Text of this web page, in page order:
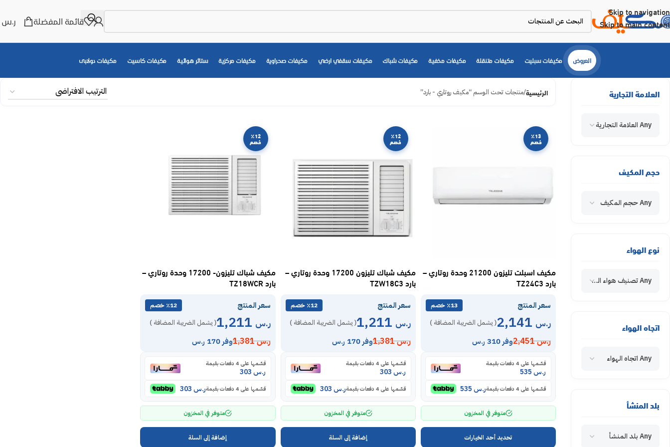
Skip to navigation
Skip to main content
قائمة المفضلة ر.س
العروض مكيفات سبليت مكيفات متنقلة مكيفات مخفية مكيفات شباك مكيفات سقفي ارضي مكيفات صحراوية مكيفات مركزية ستائر هوائية مكيفات كاسيت مكيفات دولابى
العلامة التجارية
Any العلامة التجارية
حجم المكيف
Any حجم المكيف
نوع الهواء
Any تصنيف هواء المكيف
اتجاه الهواء
Any اتجاه الهواء
بلد المنشأ
Any بلد المنشأ
الرئيسية منتجات تحت الوسم “مكيف روتاري - بارد”
٪13
خصم
مكيف اسبلت تليزون 21200 وحدة روتاري –
بارد TZ24C3
سعر المنتج ٪13 خصم
ر.س ( يشمل الضريبة المضافة )
ر.س2,451 وفر 310 ر.س
قسّمها على 4 دفعات بقيمة
ر.س
قسّمها على 4 دفعات بقيمة ر.س
متوفر في المخزون
تحديد أحد الخيارات
٪12
خصم
مكيف شباك تليزون 17200 وحدة روتاري –
بارد TZW18C3
سعر المنتج ٪12 خصم
ر.س ( يشمل الضريبة المضافة )
ر.س1,381 وفر 170 ر.س
قسّمها على 4 دفعات بقيمة
ر.س
قسّمها على 4 دفعات بقيمة ر.س
متوفر في المخزون
إضافة إلى السلة
٪12
خصم
مكيف شباك تليزون- 17200 وحدة روتاري –
بارد TZ18WCR
سعر المنتج ٪12 خصم
ر.س ( يشمل الضريبة المضافة )
ر.س1,381 وفر 170 ر.س
قسّمها على 4 دفعات بقيمة
ر.س
قسّمها على 4 دفعات بقيمة ر.س
متوفر في المخزون
إضافة إلى السلة